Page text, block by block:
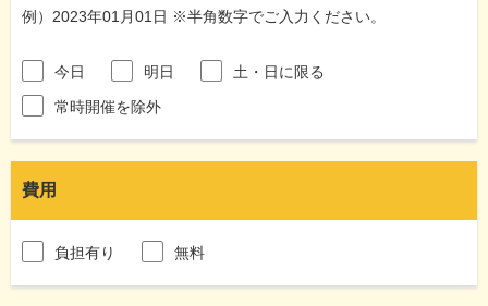
例）2023年01月01日 ※半角数字でご入力ください。
今日 明日
土・日に限る
常時開催を除外
費用
負担有り 無料